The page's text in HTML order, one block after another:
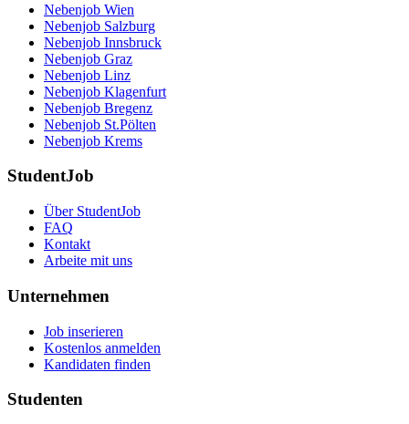
Nebenjob Wien
Nebenjob Salzburg
Nebenjob Innsbruck
Nebenjob Graz
Nebenjob Linz
Nebenjob Klagenfurt
Nebenjob Bregenz
Nebenjob St.Pölten
Nebenjob Krems
StudentJob
Über StudentJob
FAQ
Kontakt
Arbeite mit uns
Unternehmen
Job inserieren
Kostenlos anmelden
Kandidaten finden
Studenten